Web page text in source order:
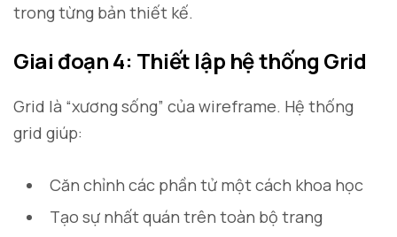
trong từng bản thiết kế.
Giai đoạn 4: Thiết lập hệ thống Grid
Grid là “xương sống” của wireframe. Hệ thống
grid giúp:
Căn chỉnh các phần tử một cách khoa học
Tạo sự nhất quán trên toàn bộ trang